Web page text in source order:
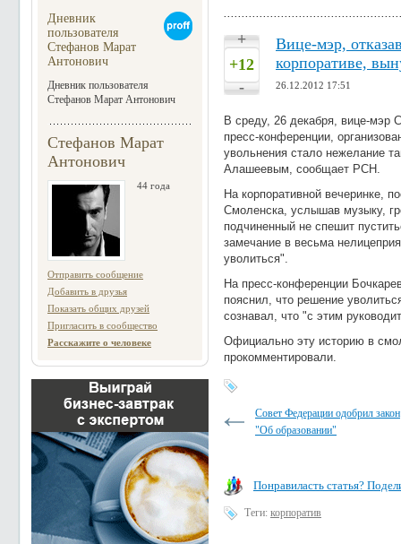
Дневник
пользователя
Стефанов Марат
Антонович
Дневник пользователя
Стефанов Марат Антонович
Стефанов Марат
Антонович
44 года
Отправить сообщение
Добавить в друзья
Показать общих друзей
Пригласить в сообщество
Расскажите о человеке
+
+12
-
Вице-мэр,
корпоративе,
26.12.2012 17:51
В среду, 26 декабря, вице-мэр
пресс-конференции,
увольнения стало нежелание
Алашеевым, сообщает РСН.
На корпоративной вечеринке,
Смоленска, услышав музыку,
подчиненный не спешит
замечание в весьма
уволиться".
На пресс-конференции
пояснил, что решение
сознавал, что "с этим
Официально эту историю в
прокомментировали.
Совет Федерации одобрил закон
"Об образовании"
Понравиласть статья?
Теги: корпоратив